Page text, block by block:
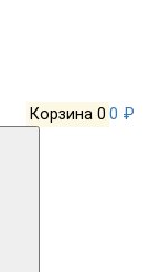
Корзина 0 0 ₽